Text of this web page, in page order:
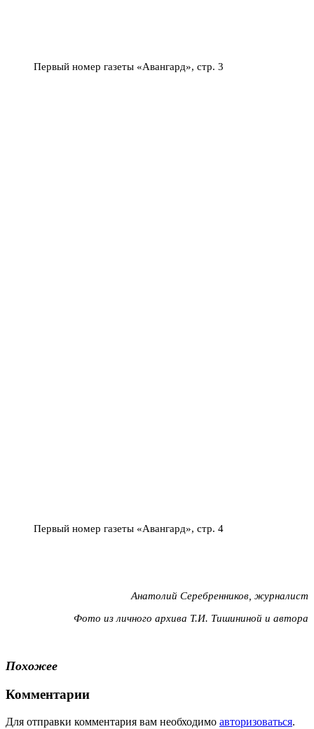
Первый номер газеты «Авангард», стр. 3
Первый номер газеты «Авангард», стр. 4
Анатолий Серебренников, журналист
Фото из личного архива Т.И. Тишининой и автора
Похожее
Комментарии
Для отправки комментария вам необходимо авторизоваться.